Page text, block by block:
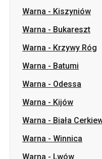
Warna-Batumi
Warna-Odessa
Warna-Kijów
Warna-Biała Cerkiew
Warna-Winnica
Warna-Lwów
Trasy do m. Warna